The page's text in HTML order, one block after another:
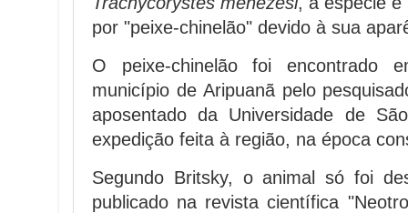
por "peixe-chinelão" devido à sua
O peixe-chinelão foi encontrado
município de Aripuanã pelo
aposentado da Universidade de
expedição feita à região, na época
Segundo Britsky, o animal só foi
publicado na revista científica